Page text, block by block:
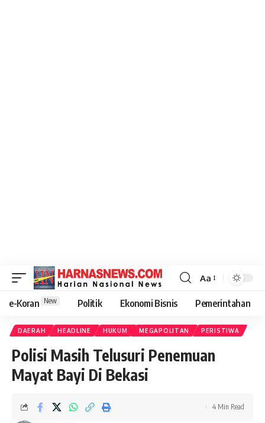
Aa
e-Koran New Politik Ekonomi Bisnis Pemerintahan
DAERAH HEADLINE HUKUM MEGAPOLITAN PERISTIWA
Polisi Masih Telusuri Penemuan
Mayat Bayi Di Bekasi
4 Min Read